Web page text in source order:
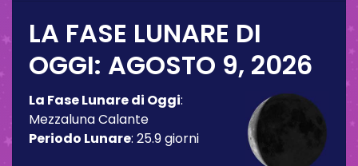
LA FASE LUNARE DI
OGGI: AGOSTO 9, 2026
La Fase Lunare di Oggi:
Mezzaluna Calante
Periodo Lunare: 25.9 giorni